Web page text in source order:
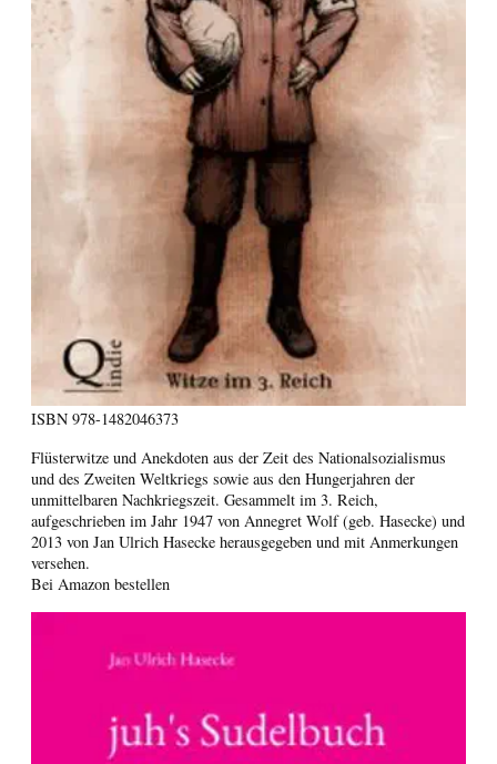
ISBN 978-1482046373
Flüsterwitze und Anekdoten aus der Zeit des Nationalsozialismus
und des Zweiten Weltkriegs sowie aus den Hungerjahren der
unmittelbaren Nachkriegszeit. Gesammelt im 3. Reich,
aufgeschrieben im Jahr 1947 von Annegret Wolf (geb. Hasecke) und
2013 von Jan Ulrich Hasecke herausgegeben und mit Anmerkungen
versehen.
Bei Amazon bestellen